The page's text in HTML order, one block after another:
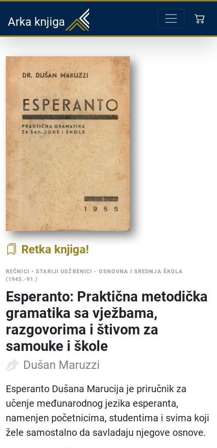
Arka knjiga
Retka knjiga
REČNICI •STARIJI UDŽBENICI - OSNOVNA I SREDNJA ŠKOLA
(1945.-91.)
Esperanto: Praktična metodička
gramatika sa vježbama,
razgovorima i štivom za
samouke i škole
Dušan Maruzzi
Esperanto Dušana Marucija je priručnik za
učenje međunarodnog jezika esperanta,
namenjen početnicima, studentima i svima koji
žele samostalno da savladaju njegove osnove.